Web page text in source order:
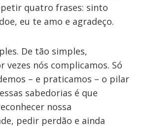
quatro frases: sinto
eu te amo e agradeço.
De tão simples,
nós complicamos. Só
– e praticamos – o pilar
sabedorias é que
nossa
pedir perdão e ainda